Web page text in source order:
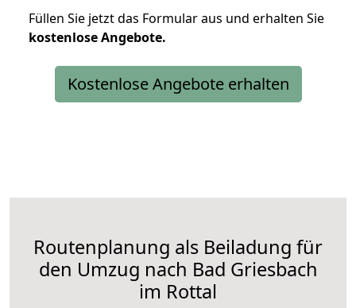
Füllen Sie jetzt das Formular aus und erhalten Sie
kostenloseAngebote.
Kostenlose Angebote erhalten
Routenplanung als Beiladung für
den Umzug nach Bad Griesbach
im Rottal